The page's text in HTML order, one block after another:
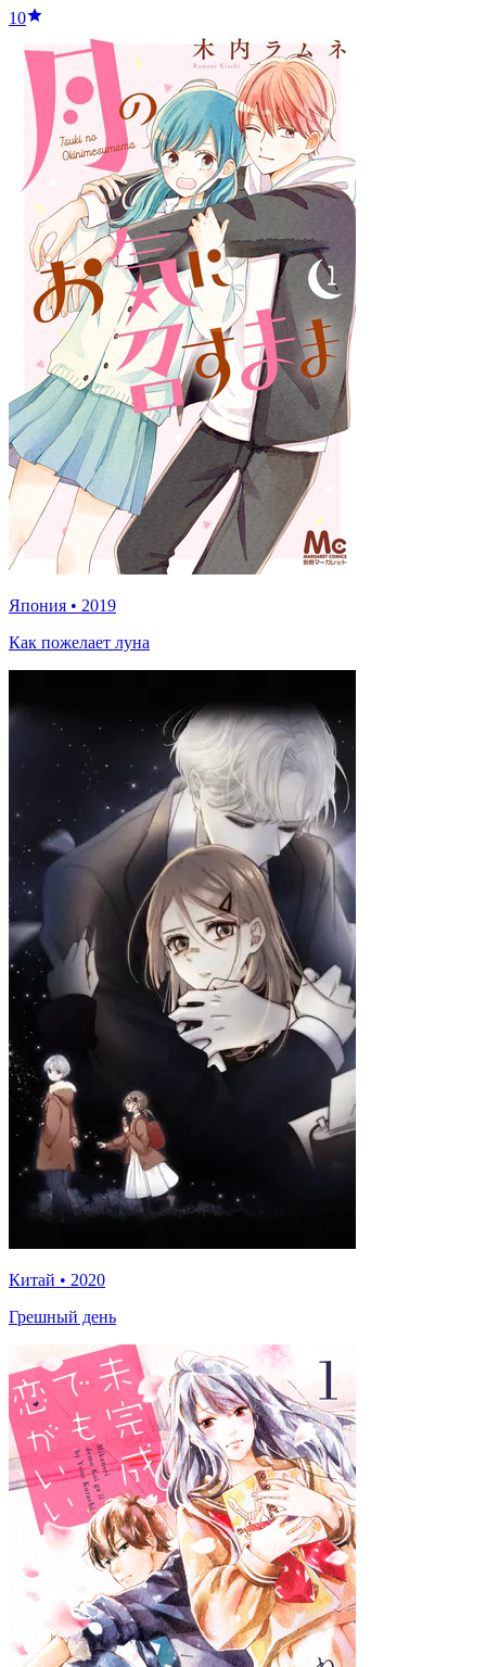
10
Япония • 2019
Как пожелает луна
Китай • 2020
Грешный день